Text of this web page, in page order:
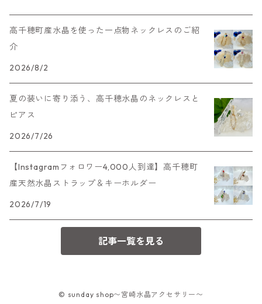
高千穂町産水晶を使った一点物ネックレスのご紹
介
2026/8/2
夏の装いに寄り添う、高千穂水晶のネックレスと
ピアス
2026/7/26
【Instagramフォロワー4,000人到達】高千穂町
産天然水晶ストラップ＆キーホルダー
2026/7/19
記事一覧を見る
© sunday shop〜宮崎水晶アクセサリー〜